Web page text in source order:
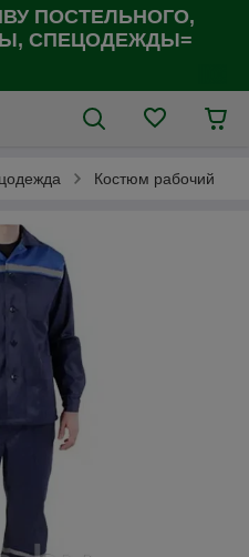
ПОСТЕЛЬНОГО,
СПЕЦОДЕЖДЫ=
Костюм рабочий